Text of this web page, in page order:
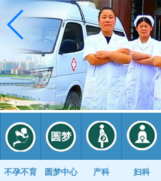
不孕不育 圆梦中心 产科 妇科